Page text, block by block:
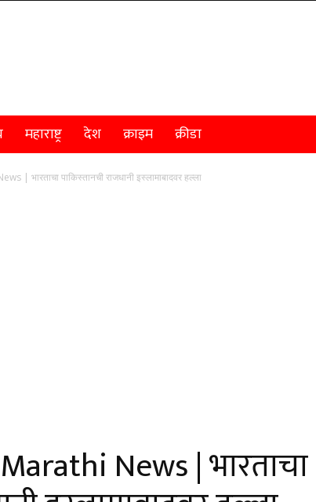
महाराष्ट्र देश क्राइम क्रीडा
| भारताचा पाकिस्तानची राजधानी इस्लामाबादवर हल्ला
News | भारताचा